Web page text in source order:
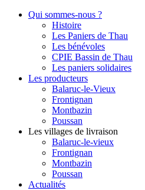
Qui sommes-nous ?
Histoire
Les Paniers de Thau
Les bénévoles
CPIE Bassin de Thau
Les paniers solidaires
Les producteurs
Balaruc-le-Vieux
Frontignan
Montbazin
Poussan
Les villages de livraison
Balaruc-le-vieux
Frontignan
Montbazin
Poussan
Actualités